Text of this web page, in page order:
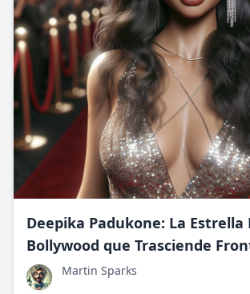
Deepika Padukone: La
Bollywood que Trasciende
Martin Sparks